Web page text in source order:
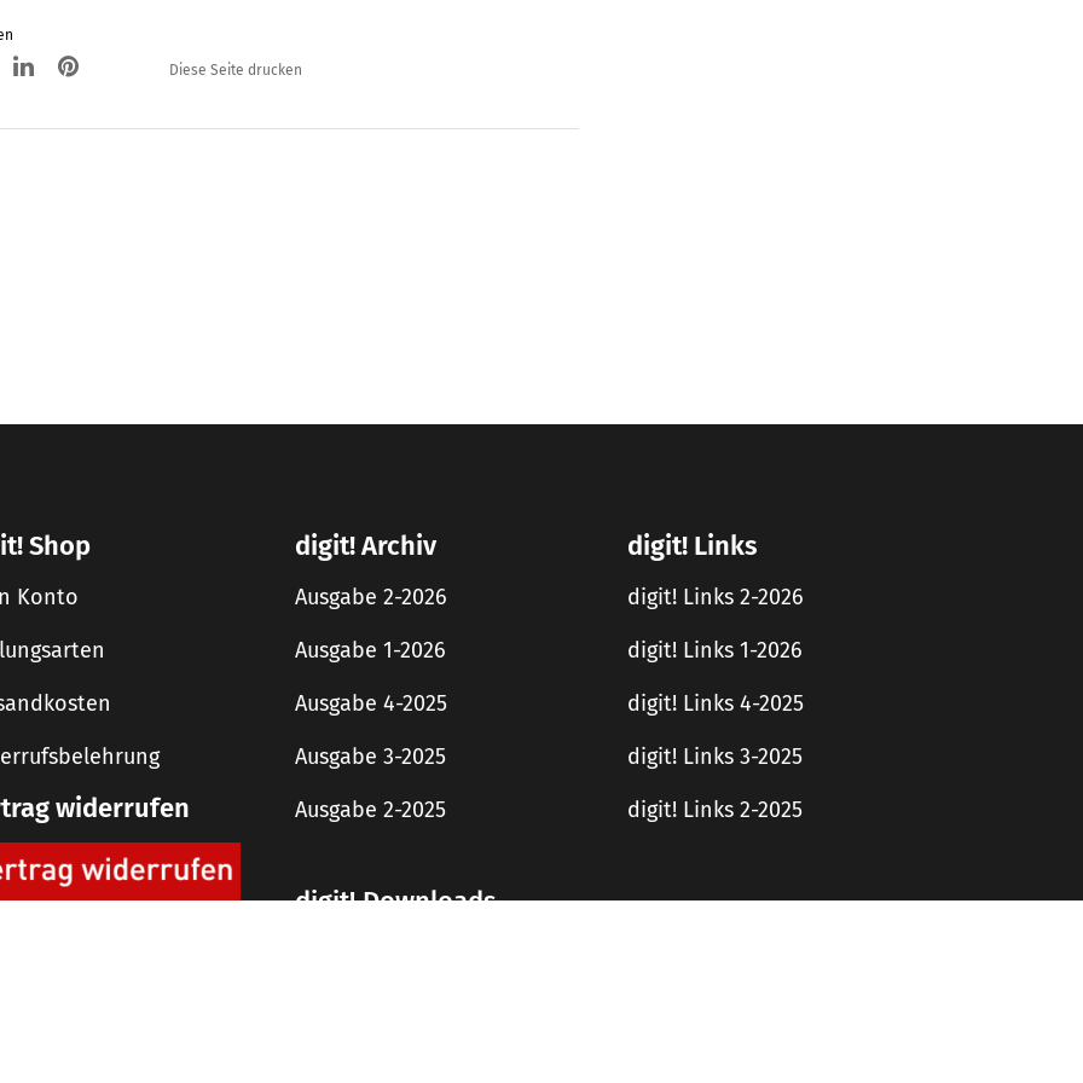
Diese Seite drucken
Shop
Konto
widerrufen
digit! Archiv
Ausgabe 2-2026
Ausgabe 1-2026
Ausgabe 4-2025
Ausgabe 3-2025
Ausgabe 2-2025
digit! Downloads
digit! Links
digit! Links 2-2026
digit! Links 1-2026
digit! Links 4-2025
digit! Links 3-2025
digit! Links 2-2025